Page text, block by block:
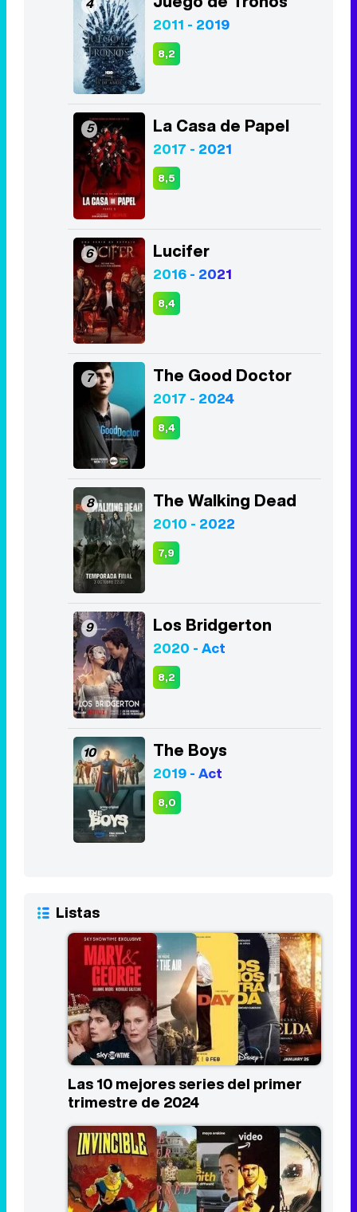
2011 - 2019
8,2
5 La Casa de Papel
2017 - 2021
8,5
6 Lucifer
2016 - 2021
8,4
7 The Good Doctor
2017 - 2024
8,4
8 The Walking Dead
2010 - 2022
7,9
9 Los Bridgerton
2020 - Act
8,2
10 The Boys
2019 - Act
8,0
Listas
Las 10 mejores series del primer
trimestre de 2024